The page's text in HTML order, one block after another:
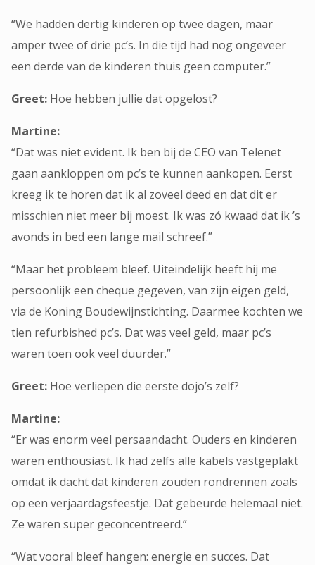
“We hadden dertig kinderen op twee dagen, maar
amper twee of drie pc’s. In die tijd had nog ongeveer
een derde van de kinderen thuis geen computer.”
Greet: Hoe hebben jullie dat opgelost?
Martine:
“Dat was niet evident. Ik ben bij de CEO van Telenet
gaan aankloppen om pc’s te kunnen aankopen. Eerst
kreeg ik te horen dat ik al zoveel deed en dat dit er
misschien niet meer bij moest. Ik was zó kwaad dat ik ’s
avonds in bed een lange mail schreef.”
“Maar het probleem bleef. Uiteindelijk heeft hij me
persoonlijk een cheque gegeven, van zijn eigen geld,
via de Koning Boudewijnstichting. Daarmee kochten we
tien refurbished pc’s. Dat was veel geld, maar pc’s
waren toen ook veel duurder.”
Greet: Hoe verliepen die eerste dojo’s zelf?
Martine:
“Er was enorm veel persaandacht. Ouders en kinderen
waren enthousiast. Ik had zelfs alle kabels vastgeplakt
omdat ik dacht dat kinderen zouden rondrennen zoals
op een verjaardagsfeestje. Dat gebeurde helemaal niet.
Ze waren super geconcentreerd.”
“Wat vooral bleef hangen: energie en succes. Dat